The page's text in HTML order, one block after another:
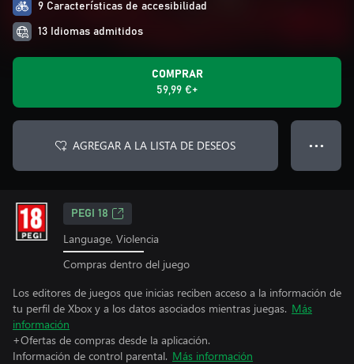
9 Características de accesibilidad
13 Idiomas admitidos
COMPRAR
59,99 €+
AGREGAR A LA LISTA DE DESEOS ● ● ●
PEGI 18
Language, Violencia
Compras dentro del juego
Los editores de juegos que inicias reciben acceso a la información de
tu perfil de Xbox y a los datos asociados mientras juegas. Más
información
+Ofertas de compras desde la aplicación.
Información de control parental. Más información